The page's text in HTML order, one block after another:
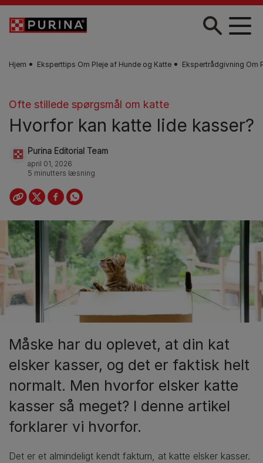
Gå til hovedindhold
Hjem Eksperttips Om Pleje af Hunde og Katte Ekspertrådgivning Om
Ofte stillede spørgsmål om katte
Hvorfor kan katte lide kasser?
Purina Editorial Team
april 01, 2026
5 minutters læsning
Måske har du oplevet, at din kat
elsker kasser, og det er faktisk helt
normalt. Men hvorfor elsker katte
kasser så meget? I denne artikel
forklarer vi hvorfor.
Det er et almindeligt kendt faktum, at katte elsker kasser.